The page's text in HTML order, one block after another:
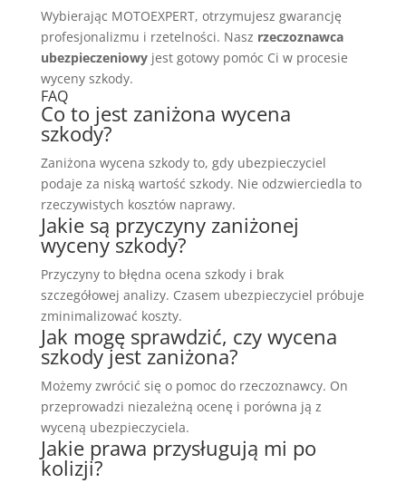
Wybierając MOTOEXPERT, otrzymujesz gwarancję
profesjonalizmu i rzetelności. Nasz rzeczoznawca
ubezpieczeniowyjest gotowy pomóc Ci w procesie
wyceny szkody.
FAQ
Co to jest zaniżona wycena
szkody?
Zaniżona wycena szkody to, gdy ubezpieczyciel
podaje za niską wartość szkody. Nie odzwierciedla to
rzeczywistych kosztów naprawy.
Jakie są przyczyny zaniżonej
wyceny szkody?
Przyczyny to błędna ocena szkody i brak
szczegółowej analizy. Czasem ubezpieczyciel próbuje
zminimalizować koszty.
Jak mogę sprawdzić, czy wycena
szkody jest zaniżona?
Możemy zwrócić się o pomoc do rzeczoznawcy. On
przeprowadzi niezależną ocenę i porówna ją z
wyceną ubezpieczyciela.
Jakie prawa przysługują mi po
kolizji?